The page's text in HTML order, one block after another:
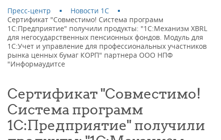
Пресс-центр
Новости 1С
Сертификат "Совместимо! Система программ
1С:Предприятие" получили продукты: "1C:Механизм XBRL
для негосударственных пенсионных фондов. Модуль для
1С:Учет и управление для профессиональных участников
рынка ценных бумаг КОРП" партнера ООО НПФ
"Информаудитсе
Сертификат "Совместимо!
Система программ
1С:Предприятие" получили